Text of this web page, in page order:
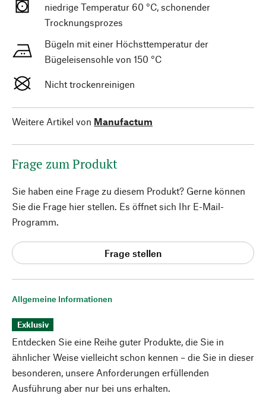
Allgemeine Informationen
Exklusiv
Entdecken Sie eine Reihe guter Produkte, die Sie in
ähnlicher Weise vielleicht schon kennen – die Sie in dieser
besonderen, unsere Anforderungen erfüllenden
Ausführung aber nur bei uns erhalten.
niedrige Temperatur 60 °C, schonender
Trocknungsprozes
Bügeln mit einer Höchsttemperatur der
Bügeleisensohle von 150 °C
Nicht trockenreinigen
Weitere Artikel von Manufactum
Frage zum Produkt
Sie haben eine Frage zu diesem Produkt? Gerne können
Sie die Frage hier stellen. Es öffnet sich Ihr E-Mail-
Programm.
Frage stellen